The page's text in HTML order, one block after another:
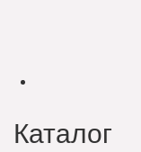
Каталог